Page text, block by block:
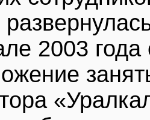
2003